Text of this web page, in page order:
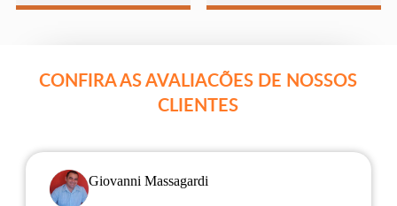
CONFIRA AS AVALIACÕES DE NOSSOS
CLIENTES
Giovanni Massagardi